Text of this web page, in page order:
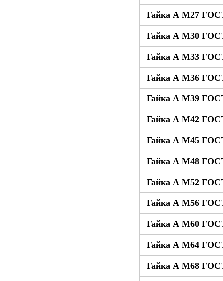
Гайка А М27
Гайка А М30
Гайка А М33
Гайка А М36
Гайка А М39
Гайка А М42
Гайка А М45
Гайка А М48
Гайка А М52
Гайка А М56
Гайка А М60
Гайка А М64
Гайка А М68